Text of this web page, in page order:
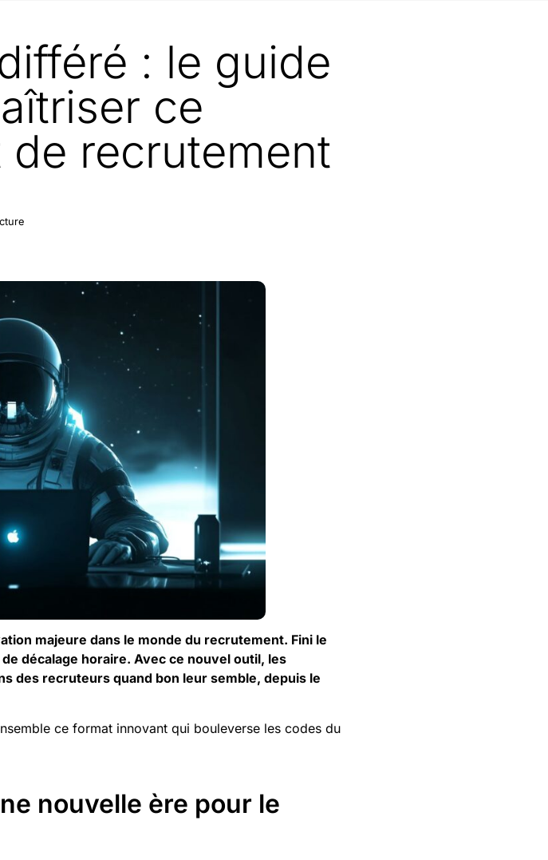
: le guide
ce
recrutement
majeure dans le monde du recrutement. Fini le
décalage horaire. Avec ce nouvel outil, les
des recruteurs quand bon leur semble, depuis le
ce format innovant qui bouleverse les codes du
nouvelle ère pour le